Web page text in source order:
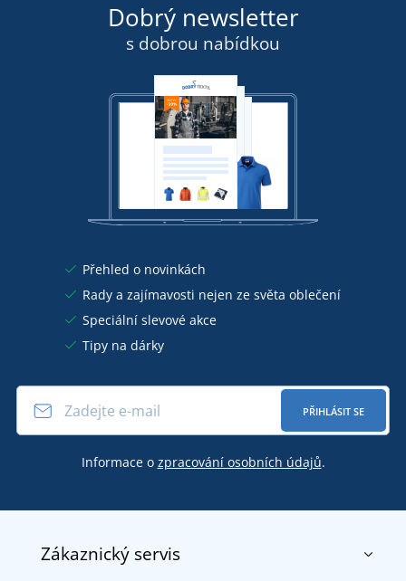
Dobrý newsletter
s dobrou nabídkou
Přehled o novinkách
Rady a zajímavosti nejen ze světa oblečení
Speciální slevové akce
Tipy na dárky
PŘIHLÁSIT SE
Informace o zpracování osobních údajů.
Zákaznický servis